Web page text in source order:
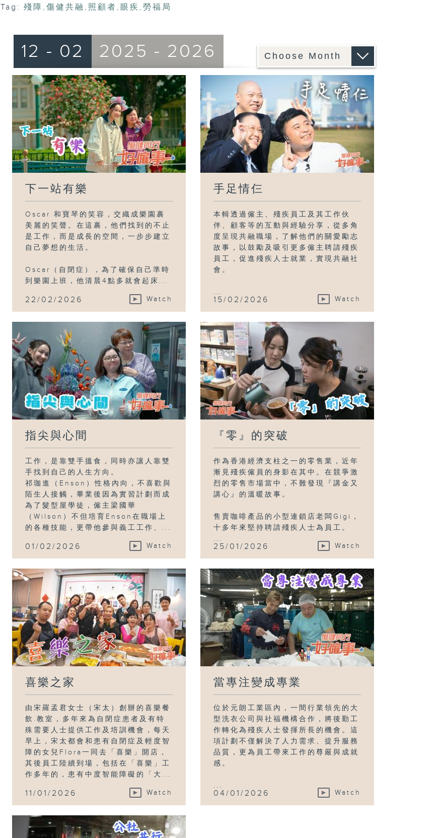
Tag: 殘障 , 傷健共融 , 照顧者 , 眼疾 , 勞福局
12 - 02 2025 - 2026
下一站有樂
Oscar 和寶琴的笑容，交織成樂園裹
美麗的笑聲。在這裹，他們找到的不止
是工作，而是成長的空間，一步步建立
自己夢想的生活。
Oscar（自閉症），為了確保自己準時
到樂園上班，他清晨4點多就會起床...
22/02/2026 Watch
手足情仨
本輯透過僱主、殘疾員工及其工作伙
伴、顧客等的互動與經驗分享，從多角
度呈現共融職場，了解他們的關愛勵志
故事，以鼓勵及吸引更多僱主聘請殘疾
員工，促進殘疾人士就業，實現共融社
會。
...
15/02/2026 Watch
指尖與心間
工作，是靠雙手搵食，同時亦讓人靠雙
手找到自己的人生方向。
祁珈進（Enson）性格內向，不喜歡與
陌生人接觸，畢業後因為實習計劃而成
為了髮型屋學徒，僱主梁國華
（Wilson）不但培育Enson在職場上
的各種技能，更帶他參與義工工作、...
01/02/2026 Watch
『零』的突破
作為香港經濟支柱之一的零售業，近年
漸見殘疾僱員的身影在其中。在競爭激
烈的零售市場當中，不難發現『講金又
講心』的溫暖故事。
售賣咖啡產品的小型連鎖店老闆Gigi，
十多年來堅持聘請殘疾人士為員工。
...
25/01/2026 Watch
喜樂之家
由宋羅孟君女士（宋太）創辦的喜樂餐
飲.教室，多年來為自閉症患者及有特
殊需要人士提供工作及培訓機會，每天
早上，宋太都會和患有自閉症及輕度智
障的女兒Flora一同去「喜樂」開店，
其後員工陸續到場，包括在「喜樂」工
作多年的，患有中度智能障礙的「大...
11/01/2026 Watch
當專注變成專業
位於元朗工業區內，一間行業領先的大
型洗衣公司與社福機構合作，將後勤工
作轉化為殘疾人士發揮所長的機會。這
項計劃不僅解決了人力需求、提升服務
品質，更為員工帶來工作的尊嚴與成就
感。
...
04/01/2026 Watch